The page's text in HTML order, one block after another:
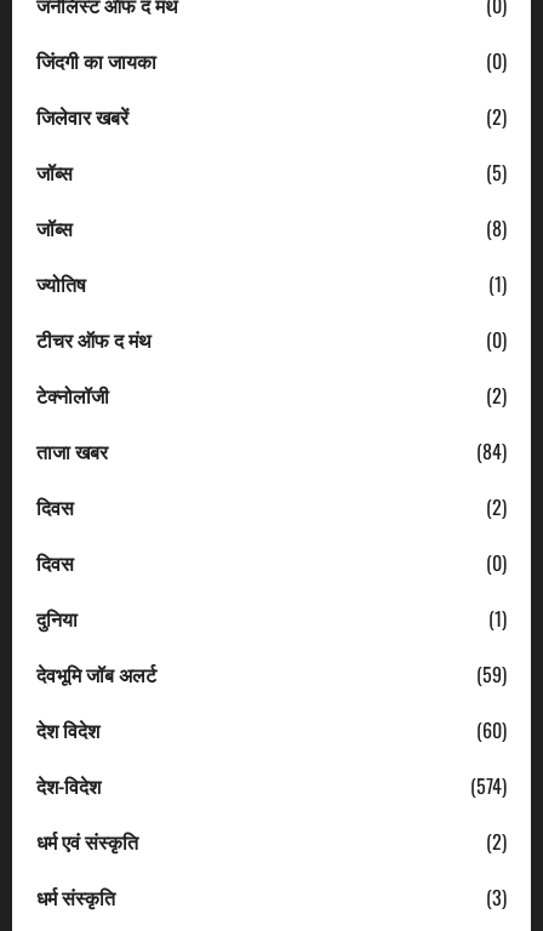
जिंदगी का जायका
(0)
जिलेवार खबरें
(2)
जॉब्स
(5)
जॉब्स
(8)
ज्योतिष
(1)
टीचर ऑफ द मंथ
(0)
टेक्नोलॉजी
(2)
ताजा खबर
(84)
दिवस
(2)
दिवस
(0)
दुनिया
(1)
देवभूमि जॉब अलर्ट
(59)
देश विदेश
(60)
देश-विदेश
(574)
धर्म एवं संस्कृति
(2)
धर्म संस्कृति
(3)